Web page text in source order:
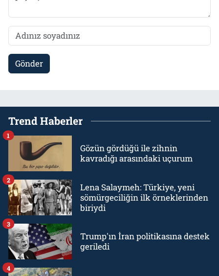
Gönder
Trend Haberler
Gözün gördüğü ile zihnin
kavradığı arasındaki uçurum
1
Lena Salaymeh: Türkiye, yeni
sömürgeciliğin ilk örneklerinden
biriydi
2
Trump'ın İran politikasına destek
geriledi
3
4